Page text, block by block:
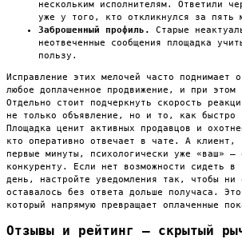
нескольким исполнителям. Ответили
уже у того, кто откликнулся за пять
Заброшенный профиль.
Старые
неотвеченные сообщения площадка
пользу.
Исправление этих мелочей часто поднимает
любое доплаченное продвижение, и при этом
Отдельно стоит подчеркнуть скорость
не только объявление, но и то, как быстро
Площадка ценит активных продавцов и
кто оперативно отвечает в чате. А клиент,
первые минуты, психологически уже «ваш»
конкуренту. Если нет возможности сидеть в
день, настройте уведомления так, чтобы ни
оставалось без ответа дольше получаса.
который напрямую превращает оплаченные
Отзывы и рейтинг — скрытый